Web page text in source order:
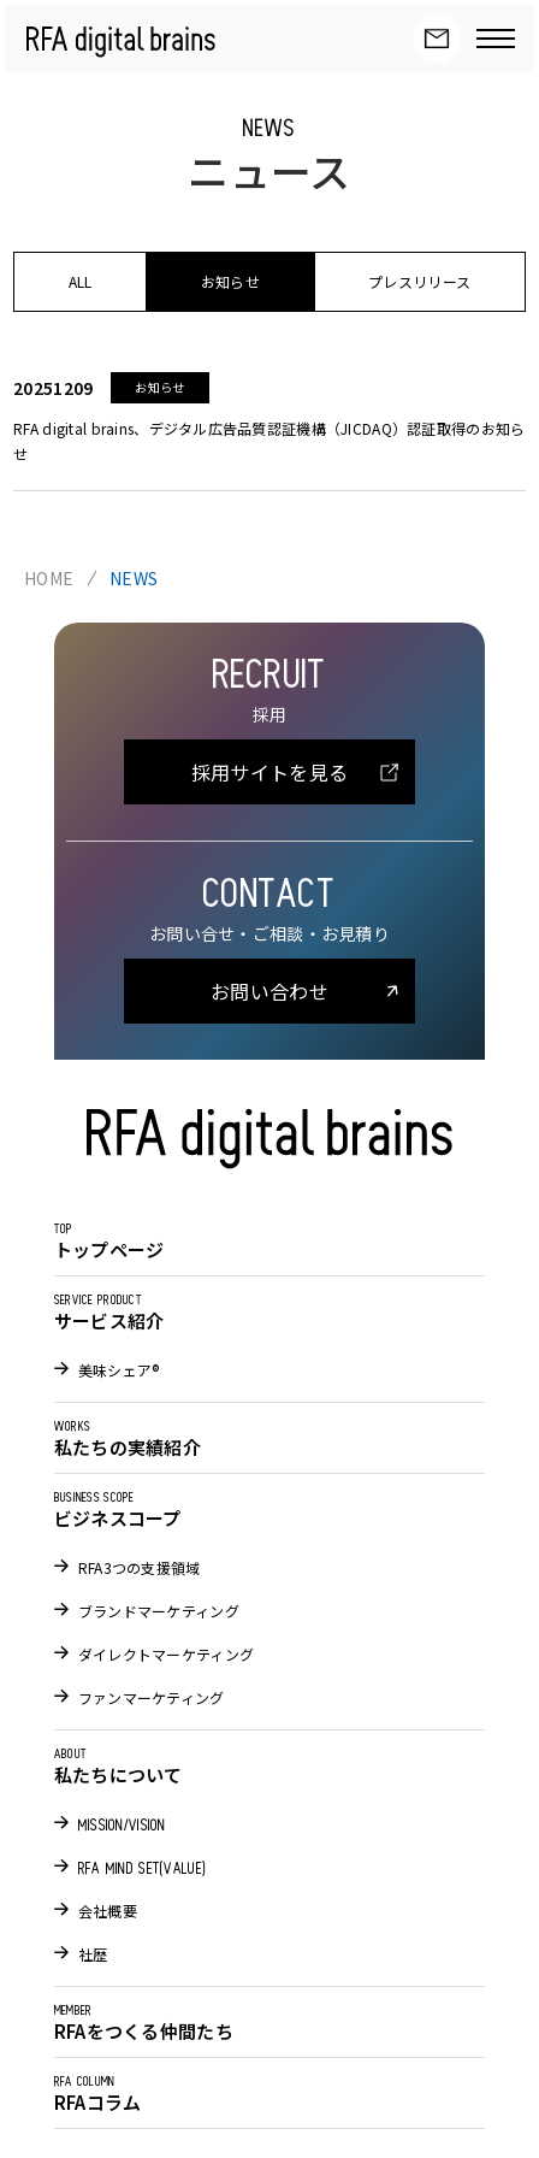
NEWS
ニュース
ALL お知らせ プレスリリース
20251209 お知らせ
RFA digital brains、デジタル広告品質認証機構（JICDAQ）認証取得のお知ら
せ
HOME NEWS
RECRUIT
採用
採用サイトを見る
CONTACT
お問い合せ・ご相談・お見積り
お問い合わせ
TOP
トップページ
WORKS
私たちの実績紹介
SERVICE PRODUCT
サービス紹介
美味シェア®
BUSINESS SCOPE
ビジネスコープ
RFA3つの支援領域
ブランドマーケティング
ダイレクトマーケティング
ファンマーケティング
ABOUT
私たちについて
MISSION/VISION
RFA MIND SET(VALUE)
会社概要
社歴
MEMBER
RFAをつくる仲間たち
RFA COLUMN
RFAコラム